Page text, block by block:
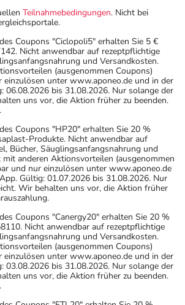
Teilnahmebedingungen. Nicht bei
Coupons "Ciclopoli5" erhalten Sie 5 €
Nicht anwendbar auf rezeptpflichtige
und Versandkosten.
(ausgenommen Coupons)
einzulösen unter www.aponeo.de und in der
06.08.2026 bis 31.08.2026. Nur solange der
uns vor, die Aktion früher zu beenden.
Coupons "HP20" erhalten Sie 20 %
Produkte. Nicht anwendbar auf
Bücher, Säuglingsanfangsnahrung und
anderen Aktionsvorteilen (ausgenommen
und nur einzulösen unter www.aponeo.de
Gültig: 01.07.2026 bis 31.08.2026. Nur
Wir behalten uns vor, die Aktion früher
Coupons "Canergy20" erhalten Sie 20 %
Nicht anwendbar auf rezeptpflichtige
und Versandkosten.
(ausgenommen Coupons)
einzulösen unter www.aponeo.de und in der
03.08.2026 bis 31.08.2026. Nur solange der
uns vor, die Aktion früher zu beenden.